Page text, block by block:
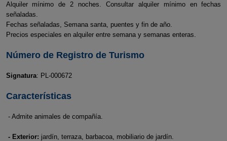
Alquiler mínimo de 2 noches. Consultar alquiler mínimo en fechas
señaladas.
Fechas señaladas, Semana santa, puentes y fin de año.
Precios especiales en alquiler entre semana y semanas enteras.
Número de Registro de Turismo
Signatura: PL-000672
Características
- Admite animales de compañía.
- Exterior: jardín, terraza, barbacoa, mobiliario de jardín.